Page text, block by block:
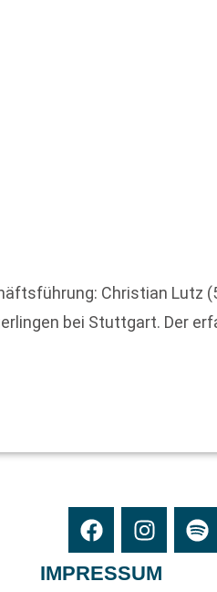
Christian
bei Stuttgart. Der
IMPRESSUM